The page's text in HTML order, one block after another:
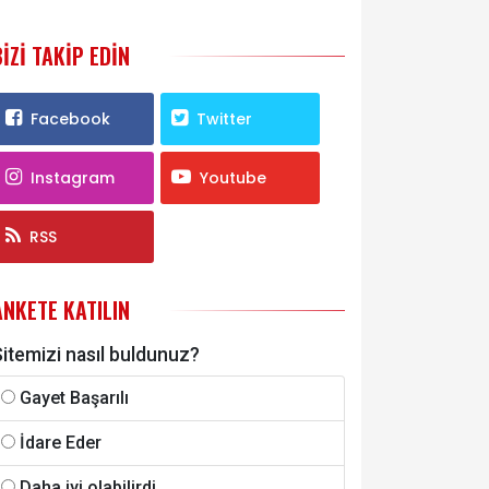
TAKIP EDIN
Facebook Twitter
Instagram Youtube
RSS
KATILIN
nasıl buldunuz?
Gayet Başarılı
İdare Eder